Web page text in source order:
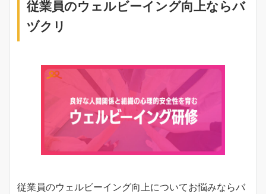
従業員のウェルビーイング向上ならバ
ヅクリ
従業員のウェルビーイング向上についてお悩みならバ